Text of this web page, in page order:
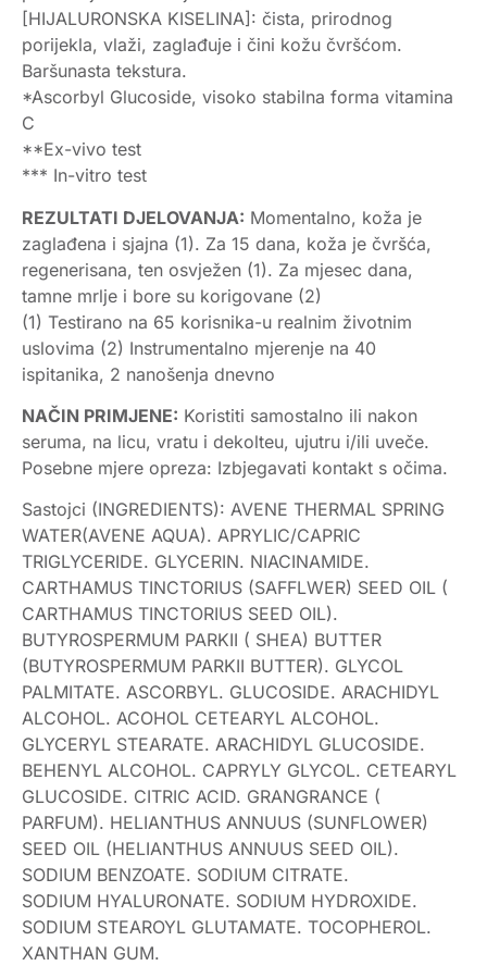
[HIJALURONSKA KISELINA]: čista, prirodnog
porijekla, vlaži, zaglađuje i čini kožu čvršćom.
Baršunasta tekstura.
*Ascorbyl Glucoside, visoko stabilna forma vitamina
C
**Ex-vivo test
*** In-vitro test
REZULTATI DJELOVANJA: Momentalno, koža je
zaglađena i sjajna (1). Za 15 dana, koža je čvršća,
regenerisana, ten osvježen (1). Za mjesec dana,
tamne mrlje i bore su korigovane (2)
(1) Testirano na 65 korisnika-u realnim životnim
uslovima (2) Instrumentalno mjerenje na 40
ispitanika, 2 nanošenja dnevno
NAČIN PRIMJENE: Koristiti samostalno ili nakon
seruma, na licu, vratu i dekolteu, ujutru i/ili uveče.
Posebne mjere opreza: Izbjegavati kontakt s očima.
Sastojci (INGREDIENTS): AVENE THERMAL SPRING
WATER(AVENE AQUA). APRYLIC/CAPRIC
TRIGLYCERIDE. GLYCERIN. NIACINAMIDE.
CARTHAMUS TINCTORIUS (SAFFLWER) SEED OIL (
CARTHAMUS TINCTORIUS SEED OIL).
BUTYROSPERMUM PARKII ( SHEA) BUTTER
(BUTYROSPERMUM PARKII BUTTER). GLYCOL
PALMITATE. ASCORBYL. GLUCOSIDE. ARACHIDYL
ALCOHOL. ACOHOL CETEARYL ALCOHOL.
GLYCERYL STEARATE. ARACHIDYL GLUCOSIDE.
BEHENYL ALCOHOL. CAPRYLY GLYCOL. CETEARYL
GLUCOSIDE. CITRIC ACID. GRANGRANCE (
PARFUM). HELIANTHUS ANNUUS (SUNFLOWER)
SEED OIL (HELIANTHUS ANNUUS SEED OIL).
SODIUM BENZOATE. SODIUM CITRATE.
SODIUM HYALURONATE. SODIUM HYDROXIDE.
SODIUM STEAROYL GLUTAMATE. TOCOPHEROL.
XANTHAN GUM.